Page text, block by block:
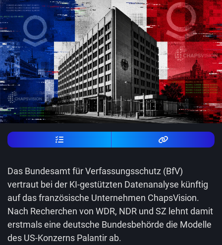
Das Bundesamt für Verfassungsschutz (BfV)
vertraut bei der KI-gestützten Datenanalyse künftig
auf das französische Unternehmen ChapsVision.
Nach Recherchen von WDR, NDR und SZ lehnt damit
erstmals eine deutsche Bundesbehörde die Modelle
des US-Konzerns Palantir ab.